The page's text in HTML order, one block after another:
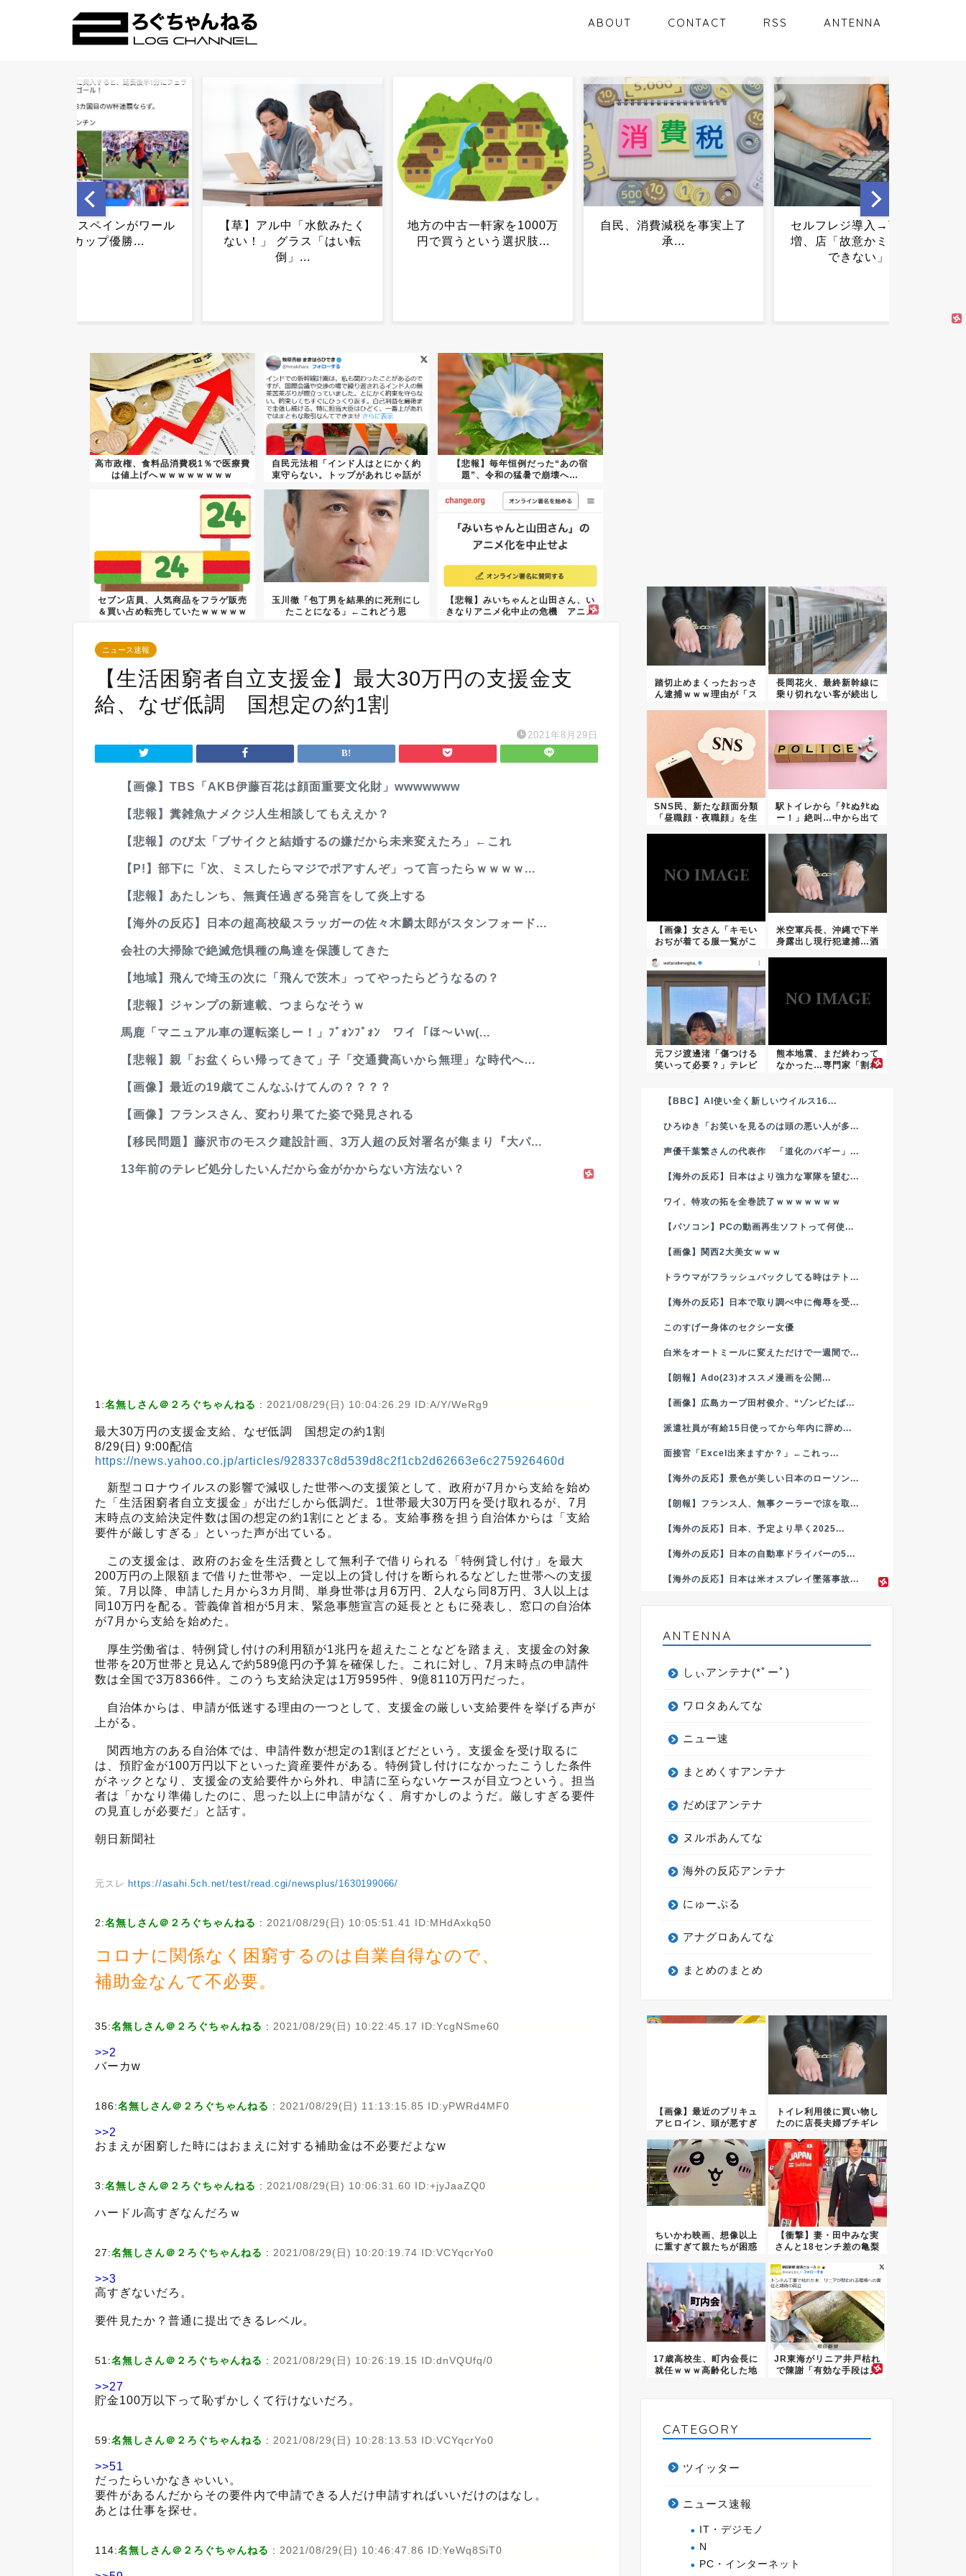
ABOUT CONTACT RSS ANTENNA
地方の中古一軒家を1000万
円で買うという選択肢...
自民、消費減税を事実上了
承...
セルフレジ導入→万引き激
増、店「故意かミスか区別
西野亮廣「支援を公表して
何が悪いの？」←これ正
論？？？...
【草】アル中「水飲みたく
ない！」 グラス「はい転
高市政権、食料品消費税1％で医療費
は値上げへｗｗｗｗｗｗｗｗ
自民元法相「インド人はとにかく約
束守らない。トップがあれじゃ話が
【悲報】毎年恒例だった“あの宿
題”、令和の猛暑で崩壊へ…
セブン店員、人気商品をフラゲ販売
＆買い占め転売していたｗｗｗｗｗ
玉川徹「包丁男を結果的に死刑にし
たことになる」←これどう思
【悲報】みいちゃんと山田さん、い
きなりアニメ化中止の危機 アニメ
ニュース速報
【生活困窮者自立支援金】最大30万円の支援金支
給、なぜ低調 国想定の約1割
2021年8月29日
【画像】TBS「AKB伊藤百花は顔面重要文化財」wwwwwww
【悲報】糞雑魚ナメクジ人生相談してもええか？
【悲報】のび太「ブサイクと結婚するの嫌だから未来変えたろ」←これ
【P!】部下に「次、ミスしたらマジでポアすんぞ」って言ったらｗｗｗｗ...
【悲報】あたしンち、無責任過ぎる発言をして炎上する
【海外の反応】日本の超高校級スラッガーの佐々木麟太郎がスタンフォード...
会社の大掃除で絶滅危惧種の鳥達を保護してきた
【地域】飛んで埼玉の次に「飛んで茨木」ってやったらどうなるの？
【悲報】ジャンプの新連載、つまらなそうｗ
馬鹿「マニュアル車の運転楽しー！」ﾌﾞｫﾝﾌﾞｫﾝ ワイ「ほ〜いw(...
【悲報】親「お盆くらい帰ってきて」子「交通費高いから無理」な時代へ…
【画像】最近の19歳てこんなふけてんの？？？？
【画像】フランスさん、変わり果てた姿で発見される
【移民問題】藤沢市のモスク建設計画、3万人超の反対署名が集まり『大パ...
13年前のテレビ処分したいんだから金がかからない方法ない？
1:名無しさん＠２ろぐちゃんねる : 2021/08/29(日) 10:04:26.29 ID:A/Y/WeRg9
最大30万円の支援金支給、なぜ低調 国想定の約1割
8/29(日) 9:00配信
https://news.yahoo.co.jp/articles/928337c8d539d8c2f1cb2d62663e6c275926460d
新型コロナウイルスの影響で減収した世帯への支援策として、政府が7月から支給を始め
た「生活困窮者自立支援金」が出だしから低調だ。1世帯最大30万円を受け取れるが、7月
末時点の支給決定件数は国の想定の約1割にとどまる。支給事務を担う自治体からは「支給
要件が厳しすぎる」といった声が出ている。
この支援金は、政府のお金を生活費として無利子で借りられる「特例貸し付け」を最大
200万円の上限額まで借りた世帯や、一定以上の貸し付けを断られるなどした世帯への支援
策。7月以降、申請した月から3カ月間、単身世帯は月6万円、2人なら同8万円、3人以上は
同10万円を配る。菅義偉首相が5月末、緊急事態宣言の延長とともに発表し、窓口の自治体
が7月から支給を始めた。
厚生労働省は、特例貸し付けの利用額が1兆円を超えたことなどを踏まえ、支援金の対象
世帯を20万世帯と見込んで約589億円の予算を確保した。これに対し、7月末時点の申請件
数は全国で3万8366件。このうち支給決定は1万9595件、9億8110万円だった。
自治体からは、申請が低迷する理由の一つとして、支援金の厳しい支給要件を挙げる声が
上がる。
関西地方のある自治体では、申請件数が想定の1割ほどだという。支援金を受け取るに
は、預貯金が100万円以下といった資産要件がある。特例貸し付けになかったこうした条件
がネックとなり、支援金の支給要件から外れ、申請に至らないケースが目立つという。担当
者は「かなり準備したのに、思った以上に申請がなく、肩すかしのようだ。厳しすぎる要件
の見直しが必要だ」と話す。
朝日新聞社
元スレ https://asahi.5ch.net/test/read.cgi/newsplus/1630199066/
2:名無しさん＠２ろぐちゃんねる : 2021/08/29(日) 10:05:51.41 ID:MHdAxkq50
コロナに関係なく困窮するのは自業自得なので、
補助金なんて不必要。
35:名無しさん＠２ろぐちゃんねる : 2021/08/29(日) 10:22:45.17 ID:YcgNSme60
>>2
バーカw
186:名無しさん＠２ろぐちゃんねる : 2021/08/29(日) 11:13:15.85 ID:yPWRd4MF0
>>2
おまえが困窮した時にはおまえに対する補助金は不必要だよなw
3:名無しさん＠２ろぐちゃんねる : 2021/08/29(日) 10:06:31.60 ID:+jyJaaZQ0
ハードル高すぎなんだろｗ
27:名無しさん＠２ろぐちゃんねる : 2021/08/29(日) 10:20:19.74 ID:VCYqcrYo0
>>3
高すぎないだろ。
要件見たか？普通に提出できるレベル。
51:名無しさん＠２ろぐちゃんねる : 2021/08/29(日) 10:26:19.15 ID:dnVQUfq/0
>>27
貯金100万以下って恥ずかしくて行けないだろ。
59:名無しさん＠２ろぐちゃんねる : 2021/08/29(日) 10:28:13.53 ID:VCYqcrYo0
>>51
だったらいかなきゃいい。
要件があるんだからその要件内で申請できる人だけ申請すればいいだけのはなし。
あとは仕事を探せ。
114:名無しさん＠２ろぐちゃんねる : 2021/08/29(日) 10:46:47.86 ID:YeWq8SiT0
踏切止めまくったおっさ
ん逮捕ｗｗｗ理由が「ス
長岡花火、最終新幹線に
乗り切れない客が続出し
SNS民、新たな顔面分類
「昼職顔・夜職顔」を生
駅トイレから「ﾀﾋぬﾀﾋぬ
ー！」絶叫…中から出て
【画像】女さん「キモい
おぢが着てる服一覧がこ
米空軍兵長、沖縄で下半
身露出し現行犯逮捕…酒
元フジ渡邊渚「傷つける
笑いって必要？」テレビ
熊本地震、まだ終わって
なかった…専門家「割れ
【BBC】AI使い全く新しいウイルス16...
ひろゆき「お笑いを見るのは頭の悪い人が多...
声優千葉繁さんの代表作 「道化のバギー」...
【海外の反応】日本はより強力な軍隊を望む...
ワイ、特攻の拓を全巻読了ｗｗｗｗｗｗｗ
【パソコン】PCの動画再生ソフトって何使...
【画像】関西2大美女ｗｗｗ
トラウマがフラッシュバックしてる時はテト...
【海外の反応】日本で取り調べ中に侮辱を受...
このすげー身体のセクシー女優
白米をオートミールに変えただけで一週間で...
【朗報】Ado(23)オススメ漫画を公開...
【画像】広島カープ田村俊介、“ゾンビたば...
派遣社員が有給15日使ってから年内に辞め...
面接官「Excel出来ますか？」←これっ...
【海外の反応】景色が美しい日本のローソン...
【朗報】フランス人、無事クーラーで涼を取...
【海外の反応】日本、予定より早く2025...
【海外の反応】日本の自動車ドライバーの5...
【海外の反応】日本は米オスプレイ墜落事故...
ANTENNA
しぃアンテナ(*ﾟーﾟ)
ワロタあんてな
ニュー速
まとめくすアンテナ
だめぽアンテナ
ヌルポあんてな
海外の反応アンテナ
にゅーぷる
アナグロあんてな
まとめのまとめ
【画像】最近のプリキュ
アヒロイン、頭が悪すぎ
トイレ利用後に買い物し
たのに店長夫婦ブチギレ
ちいかわ映画、想像以上
に重すぎて親たちが困惑
【衝撃】妻・田中みな実
さんと18センチ差の亀梨
17歳高校生、町内会長に
就任ｗｗｗ高齢化した地
JR東海がリニア井戸枯れ
で陳謝「有効な手段は見
CATEGORY
ツイッター
ニュース速報
IT・デジモノ
N
PC・インターネット